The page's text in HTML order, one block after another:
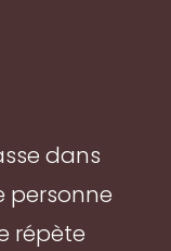
dans
personne
répète